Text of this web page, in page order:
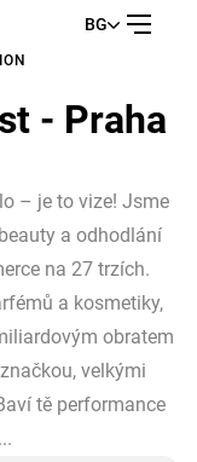
BG
- Praha
– je to vize! Jsme
a odhodlání
na 27 trzích.
a kosmetiky,
obratem
velkými
tě performance